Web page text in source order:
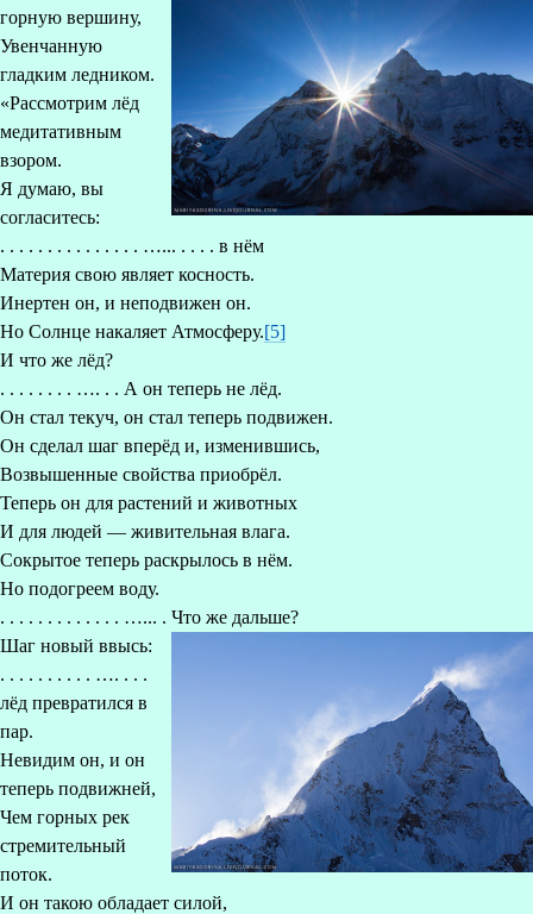
горную вершину,
Увенчанную
гладким ледником.
«Рассмотрим лёд
медитативным
взором.
Я думаю, вы
согласитесь:
. . . . . . . . . . . . . . . …... . . . . в нём
Материя свою являет косность.
Инертен он, и неподвижен он.
Но Солнце накаляет Атмосферу.[5]
И что же лёд?
. . . . . . . . …. . . А он теперь не лёд.
Он стал текуч, он стал теперь подвижен.
Он сделал шаг вперёд и, изменившись,
Возвышенные свойства приобрёл.
Теперь он для растений и животных
И для людей — живительная влага.
Сокрытое теперь раскрылось в нём.
Но подогреем воду.
. . . . . . . . . . . . . …... . Что же дальше?
Шаг новый ввысь:
. . . . . . . . . . …. . . .
лёд превратился в
пар.
Невидим он, и он
теперь подвижней,
Чем горных рек
стремительный
поток.
И он такою обладает силой,